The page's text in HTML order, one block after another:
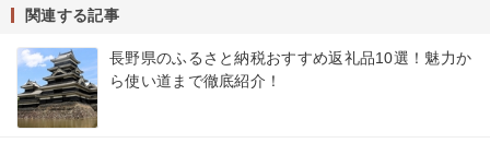
関連する記事
長野県のふるさと納税おすすめ返礼品10選！魅力か
ら使い道まで徹底紹介！